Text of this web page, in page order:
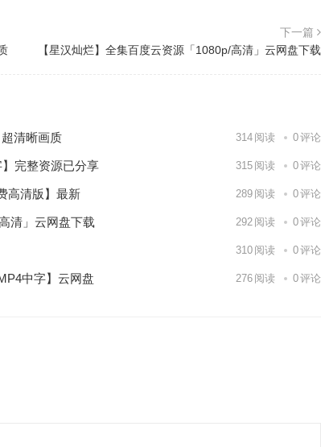
下一篇
【星汉灿烂】全集百度云资源「1080p/高清」云网盘下载
清晰画质 314 阅读 0评论
】完整资源已分享 315 阅读 0评论
高清版】最新 289 阅读 0评论
清」云网盘下载 292 阅读 0评论
310 阅读 0评论
中字】云网盘 276 阅读 0评论